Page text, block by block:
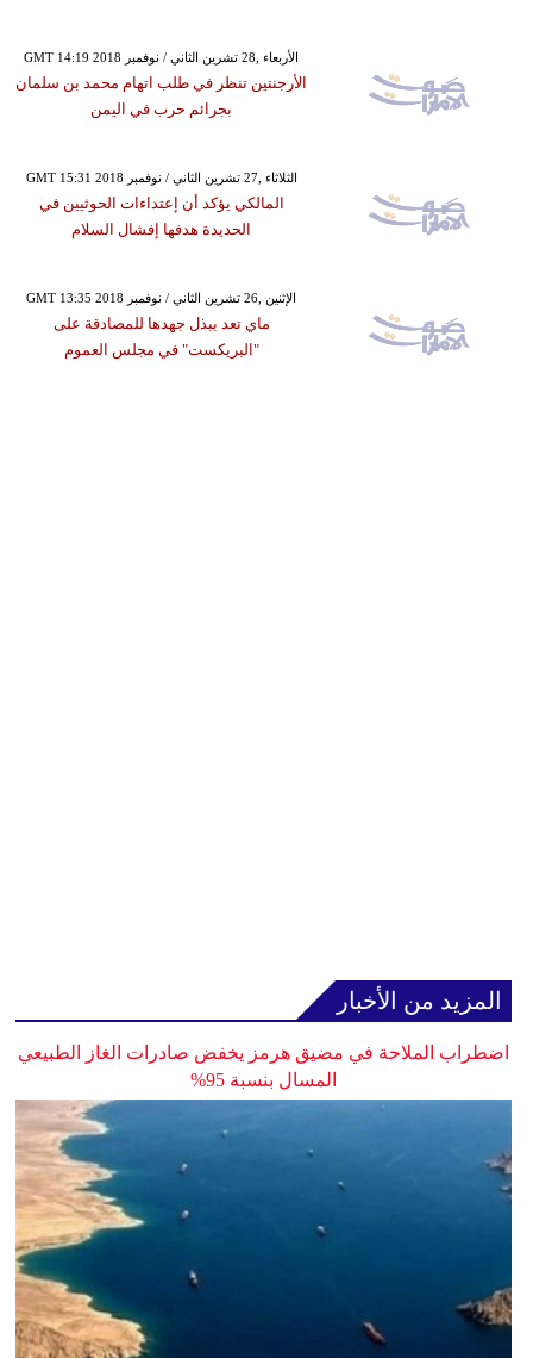
GMT 14:19 2018 الأربعاء ,28 تشرين الثاني / نوفمبر
الأرجنتين تنظر في طلب اتهام محمد بن سلمان
بجرائم حرب في اليمن
GMT 15:31 2018 الثلاثاء ,27 تشرين الثاني / نوفمبر
المالكي يؤكد أن إعتداءات الحوثيين في
الحديدة هدفها إفشال السلام
GMT 13:35 2018 الإثنين ,26 تشرين الثاني / نوفمبر
ماي تعد ببذل جهدها للمصادقة على
"البريكست" في مجلس العموم
المزيد من الأخبار
اضطراب الملاحة في مضيق هرمز يخفض صادرات الغاز الطبيعي
المسال بنسبة 95%